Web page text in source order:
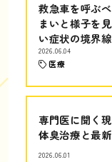
救急車を呼ぶ
まいと様子を
い症状の境界線
2026.06.04
医療
専門医に聞く
体臭治療と最
2026.06.01